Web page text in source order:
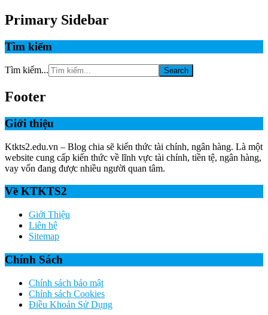
Primary Sidebar
Tìm kiếm
Tìm kiếm...
Footer
Giới thiệu
Ktkts2.edu.vn – Blog chia sẽ kiến thức tài chính, ngân hàng. Là một
website cung cấp kiến thức về lĩnh vực tài chính, tiền tệ, ngân hàng,
vay vốn đang được nhiều người quan tâm.
Về KTKTS2
Giới Thiệu
Liên hệ
Sitemap
Chính Sách
Chính sách bảo mật
Chính sách Cookies
Điều Khoản Sử Dụng